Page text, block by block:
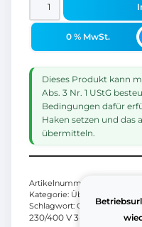
0 % MwSt.
Dieses Produkt kann
Abs. 3 Nr. 1 UStG
Bedingungen dafür
Haken setzen und das
übermitteln.
Artikelnummer:
Kategorie:
Schlagwort: Citel
230/400 V 3-phasig+N